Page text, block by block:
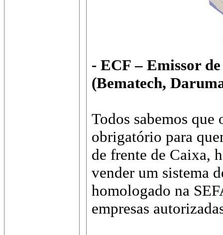
- ECF – Emissor
(Bematech,
Todos sabemos
obrigatório para
de frente de Caixa,
vender um sistema
homologado na
empresas